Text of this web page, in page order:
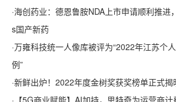
·海创药业：德恩鲁胺NDA上市申请顺利推进
s国产新药
·万雍科技统一人像库被评为“2022年江苏个
例”
·新鲜出炉！2022年度金树奖获奖榜单正式
· 【5G商业赋能】AI加持，思特奇为运营商计